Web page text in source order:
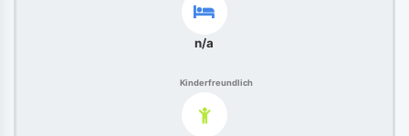
n/a
Kinderfreundlich